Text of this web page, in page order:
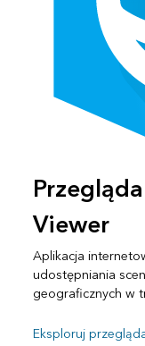
Viewer
Aplikacja
udostępniania
geograficznych w
Eksploruj